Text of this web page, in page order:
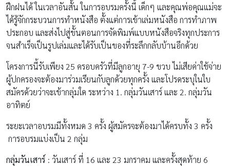
ฝึกฝนได้ ในเวลาอันสั้น ในการอบรมครั้งนี้ เด็กๆ และคุณพ่อคุณแม่จะ
ได้รู้จักกระบวนการทำหนังสือ ตั้งแต่การเข้าเล่มหนังสือ การทำภาพ
ประกอบ และส่งไปสู่ขั้นตอนการจัดพิมพ์แบบหนังสือจริงทุกประการ
จนสำเร็จเป็นรูปเล่มและได้รับเป็นของที่ระลึกกลับบ้านอีกด้วย
โครงการนี้รับเพียง 25 ครอบครัวที่มีลูกอายุ 7-9 ขวบ ไม่เสียค่าใช้จ่าย
ผู้ปกครองจะต้องมาร่วมเรียนกับลูกด้วยทุกครั้ง และโปรดระบุในใบ
สมัครด้วยว่าจะเข้ากลุ่มใด ระหว่าง 1. กลุ่มวันเสาร์ และ 2. กลุ่มวัน
อาทิตย์
ระยะเวลาอบรมมีทั้งหมด 3 ครั้ง ผู้สมัครจะต้องมาได้ครบทั้ง 3 ครั้ง
การอบรมแบ่งเป็น 2 กลุ่ม
กลุ่มวันเสาร์ : วันเสาร์ ที่ 16 และ 23 มกราคม และครั้งสุดท้าย 6